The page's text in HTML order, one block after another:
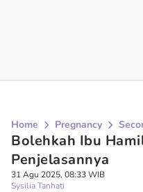
Home Pregnancy
Bolehkah Ibu
Penjelasannya
31 Agu 2025, 08:33 WIB
Sysilia Tanhati